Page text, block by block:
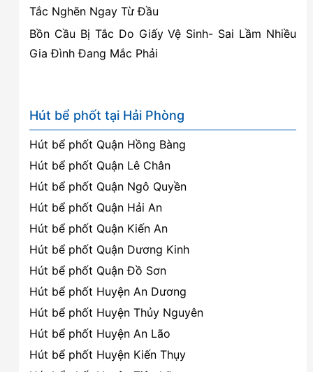
Tắc Nghẽn Ngay Từ Đầu
Bồn Cầu Bị Tắc Do Giấy Vệ Sinh- Sai Lầm Nhiều
Gia Đình Đang Mắc Phải
Hút bể phốt tại Hải Phòng
Hút bể phốt Quận Hồng Bàng
Hút bể phốt Quận Lê Chân
Hút bể phốt Quận Ngô Quyền
Hút bể phốt Quận Hải An
Hút bể phốt Quận Kiến An
Hút bể phốt Quận Dương Kinh
Hút bể phốt Quận Đồ Sơn
Hút bể phốt Huyện An Dương
Hút bể phốt Huyện Thủy Nguyên
Hút bể phốt Huyện An Lão
Hút bể phốt Huyện Kiến Thụy